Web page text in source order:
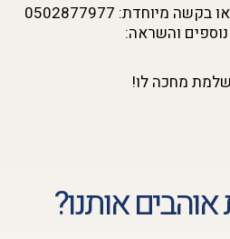
בקשה מיוחדת: 0502877977
והשראה:
מחכה לו!
אותנו?